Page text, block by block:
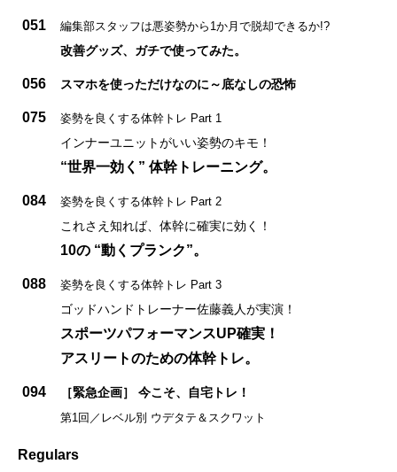
051 編集部スタッフは悪姿勢から1か月で脱却できるか!?
改善グッズ、ガチで使ってみた。
056 スマホを使っただけなのに～底なしの恐怖
075 姿勢を良くする体幹トレ Part 1
インナーユニットがいい姿勢のキモ！
“世界一効く” 体幹トレーニング。
084 姿勢を良くする体幹トレ Part 2
これさえ知れば、体幹に確実に効く！
10の “動くプランク”。
088 姿勢を良くする体幹トレ Part 3
ゴッドハンドトレーナー佐藤義人が実演！
スポーツパフォーマンスUP確実！
アスリートのための体幹トレ。
094 ［緊急企画］ 今こそ、自宅トレ！
第1回／レベル別 ウデタテ＆スクワット
Regulars